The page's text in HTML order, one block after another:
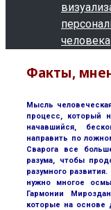
человека
Факты,
Мысль
процесс, который
начавшийся,
направить по
Сварога все
разума, чтобы
разумного
нужно многое
Гармонии
которые на основе